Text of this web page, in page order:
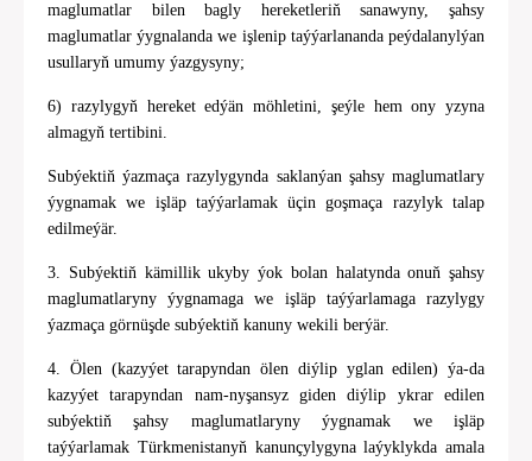
maglumatlar bilen bagly hereketleriň sanawyny, şahsy
maglumatlar ýygnalanda we işlenip taýýarlananda peýdalanylýan
usullaryň umumy ýazgysyny;
6) razylygyň hereket edýän möhletini, şeýle hem ony yzyna
almagyň tertibini.
Subýektiň ýazmaça razylygynda saklanýan şahsy maglumatlary
ýygnamak we işläp taýýarlamak üçin goşmaça razylyk talap
edilmeýär.
3. Subýektiň kämillik ukyby ýok bolan halatynda onuň şahsy
maglumatlaryny ýygnamaga we işläp taýýarlamaga razylygy
ýazmaça görnüşde subýektiň kanuny wekili berýär.
4. Ölen (kazyýet tarapyndan ölen diýlip yglan edilen) ýa-da
kazyýet tarapyndan nam-nyşansyz giden diýlip ykrar edilen
subýektiň şahsy maglumatlaryny ýygnamak we işläp
taýýarlamak Türkmenistanyň kanunçylygyna laýyklykda amala